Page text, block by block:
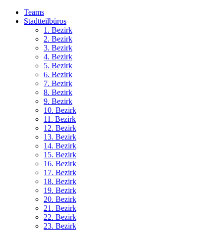
Teams
Stadtteilbüros
1. Bezirk
2. Bezirk
3. Bezirk
4. Bezirk
5. Bezirk
6. Bezirk
7. Bezirk
8. Bezirk
9. Bezirk
10. Bezirk
11. Bezirk
12. Bezirk
13. Bezirk
14. Bezirk
15. Bezirk
16. Bezirk
17. Bezirk
18. Bezirk
19. Bezirk
20. Bezirk
21. Bezirk
22. Bezirk
23. Bezirk